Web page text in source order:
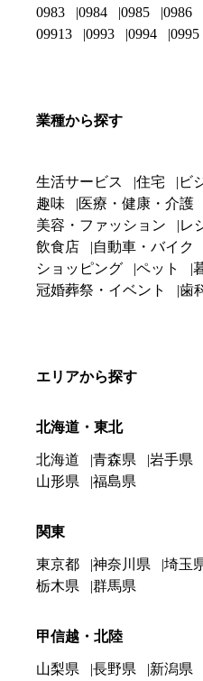
0983
0984 0985 0986
09913
0993 0994 0995
業種から探す
生活サービス 住宅 ビ
趣味
医療・健康・介護
美容・ファッション
レ
飲食店
自動車・バイク
ショッピング
ペット
冠婚葬祭・イベント
歯
エリアから探す
北海道・東北
北海道 青森県 岩手県
山形県
福島県
関東
東京都 神奈川県 埼玉
栃木県
群馬県
甲信越・北陸
山梨県 長野県 新潟県